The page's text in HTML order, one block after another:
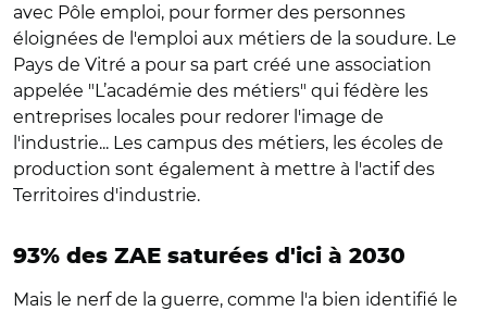
avec Pôle emploi, pour former des personnes
éloignées de l'emploi aux métiers de la soudure. Le
Pays de Vitré a pour sa part créé une association
appelée "L’académie des métiers" qui fédère les
entreprises locales pour redorer l'image de
l'industrie... Les campus des métiers, les écoles de
production sont également à mettre à l'actif des
Territoires d'industrie.
93% des ZAE saturées d'ici à 2030
Mais le nerf de la guerre, comme l'a bien identifié le